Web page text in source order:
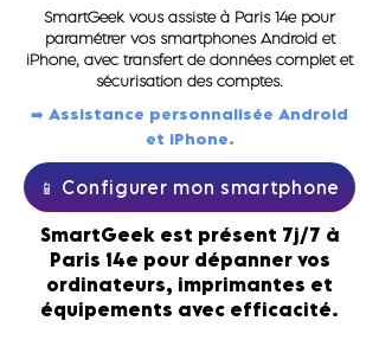
SmartGeek vous assiste à Paris 14e pour
paramétrer vos smartphones Android et
iPhone, avec transfert de données complet et
sécurisation des comptes.
➡️ Assistance personnalisée Android
et iPhone.
📱 Configurer mon smartphone
SmartGeek est présent 7j/7 à
Paris 14e pour dépanner vos
ordinateurs, imprimantes et
équipements avec efficacité.